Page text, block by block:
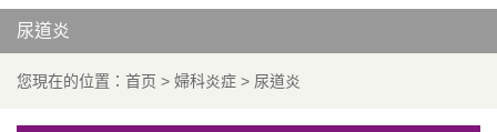
尿道炎
您現在的位置： 首页 > 婦科炎症 > 尿道炎